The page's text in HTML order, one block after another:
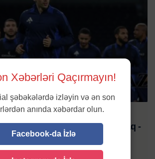
"Tottenhem"la qarşılaşacaq -
Xəbərləri Qaçırmayın!
şəbəkələrdə izləyin və ən son
anında xəbərdar olun.
Facebook-da İzlə